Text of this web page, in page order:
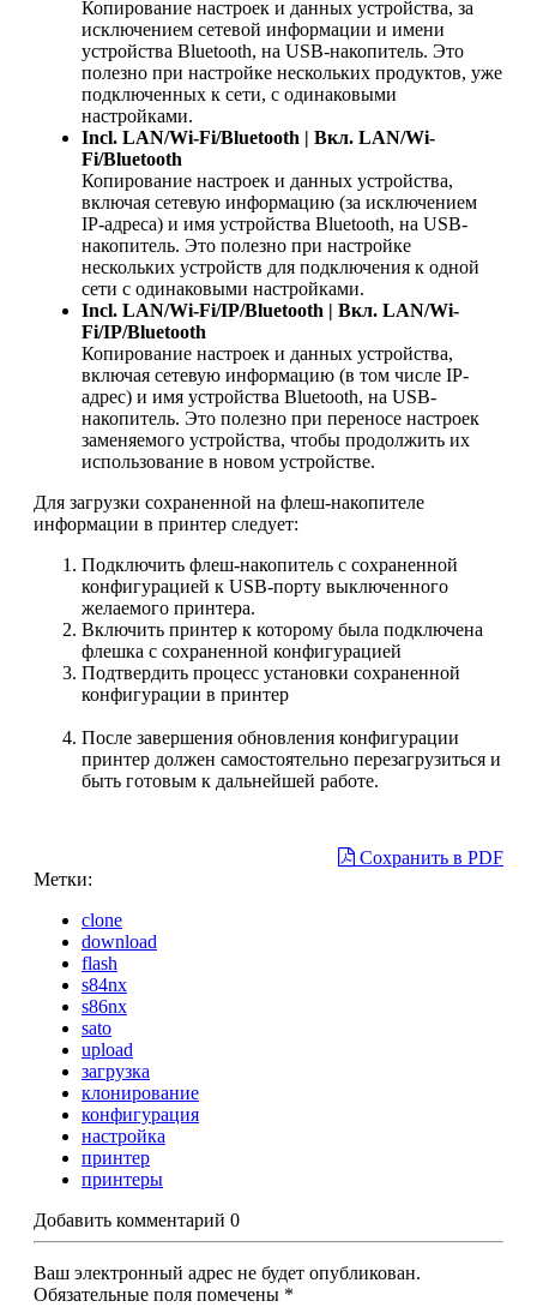
Копирование настроек и данных устройства, за
исключением сетевой информации и имени
устройства Bluetooth, на USB-накопитель. Это
полезно при настройке нескольких продуктов, уже
подключенных к сети, с одинаковыми
настройками.
Incl. LAN/Wi-Fi/Bluetooth | Вкл. LAN/Wi-
Fi/Bluetooth
Копирование настроек и данных устройства,
включая сетевую информацию (за исключением
IP-адреса) и имя устройства Bluetooth, на USB-
накопитель. Это полезно при настройке
нескольких устройств для подключения к одной
сети с одинаковыми настройками.
Incl. LAN/Wi-Fi/IP/Bluetooth | Вкл. LAN/Wi-
Fi/IP/Bluetooth
Копирование настроек и данных устройства,
включая сетевую информацию (в том числе IP-
адрес) и имя устройства Bluetooth, на USB-
накопитель. Это полезно при переносе настроек
заменяемого устройства, чтобы продолжить их
использование в новом устройстве.
Для загрузки сохраненной на флеш-накопителе
информации в принтер следует:
Подключить флеш-накопитель с сохраненной
конфигурацией к USB-порту выключенного
желаемого принтера.
Включить принтер к которому была подключена
флешка с сохраненной конфигурацией
Подтвердить процесс установки сохраненной
конфигурации в принтер
После завершения обновления конфигурации
принтер должен самостоятельно перезагрузиться и
быть готовым к дальнейшей работе.
Сохранить в PDF
Метки:
clone
download
flash
s84nx
s86nx
sato
upload
загрузка
клонирование
конфигурация
настройка
принтер
принтеры
Добавить комментарий 0
Ваш электронный адрес не будет опубликован.
Обязательные поля помечены *